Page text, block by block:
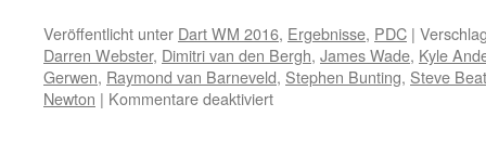
Veröffentlicht unter Dart WM 2016, Ergebnisse, PDC |
Darren Webster, Dimitri van den Bergh, James Wade, Kyle
Gerwen, Raymond van Barneveld, Stephen Bunting, Steve
Newton | Kommentare deaktiviertfür